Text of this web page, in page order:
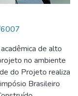
de alto
no ambiente
do Projeto realiza
Brasileiro